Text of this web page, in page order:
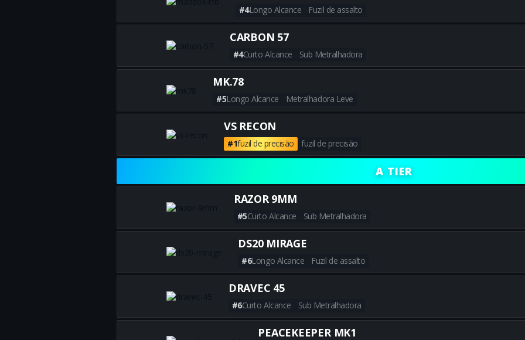
#4Longo Alcance
Fuzil de assalto
Obtenha todas as melhores
CARBON 57
#4Curto Alcance
Sub Metralhadora
Obtenha todas as melhores
MK.78
#5Longo Alcance
Metralhadora Leve
Obtenha todas as melhores
VS RECON
#1fuzil de precisão
fuzil de precisão
Obtenha todas as melhores
A TIER
RAZOR 9MM
#5Curto Alcance
Sub Metralhadora
Obtenha todas as melhores
DS20 MIRAGE
#6Longo Alcance
Fuzil de assalto
Obtenha todas as melhores
DRAVEC 45
#6Curto Alcance
Sub Metralhadora
Obtenha todas as melhores
PEACEKEEPER MK1